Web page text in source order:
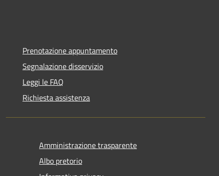
Prenotazione appuntamento
Segnalazione disservizio
Leggi le FAQ
Richiesta assistenza
Amministrazione trasparente
Albo pretorio